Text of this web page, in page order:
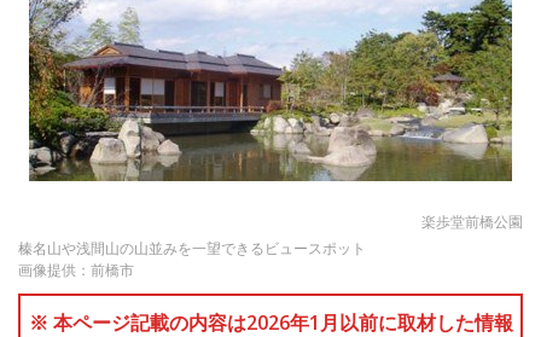
楽歩堂前橋公園
榛名山や浅間山の山並みを一望できるビュースポット
画像提供：前橋市
※ 本ページ記載の内容は2026年1月以前に取材した情報